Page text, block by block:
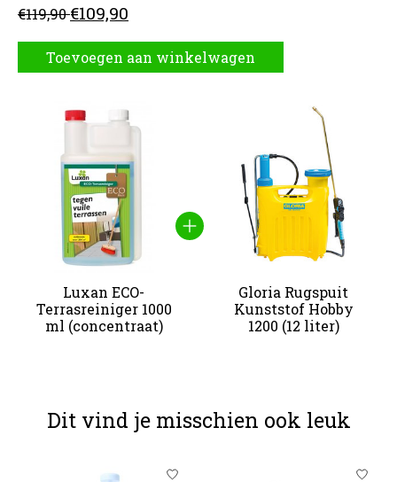
€119,90€109,90
Toevoegen aan winkelwagen
Carrousel van gebundelde producten
Luxan ECO-
Terrasreiniger 1000
ml (concentraat)
Gloria Rugspuit
Kunststof Hobby
1200 (12 liter)
Dit vind je misschien ook leuk
Items van productcarrousel